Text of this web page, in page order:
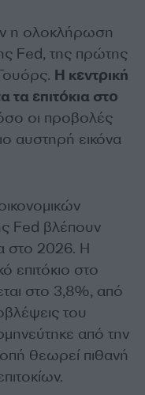
η ολοκλήρωση
Fed, της πρώτης
Η κεντρική
τα επιτόκια στο
οι προβολές
αυστηρή εικόνα
Fed βλέπουν
στο 2026. Η
επιτόκιο στο
στο 3,8%, από
του
από την
θεωρεί πιθανή